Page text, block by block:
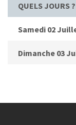
QUELS JOURS ?
Samedi 02
Dimanche 03